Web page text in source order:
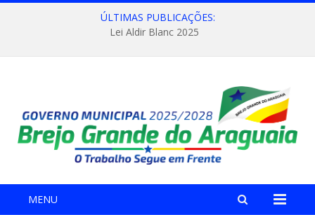
ÚLTIMAS PUBLICAÇÕES:
Lei Aldir Blanc 2025
MENU